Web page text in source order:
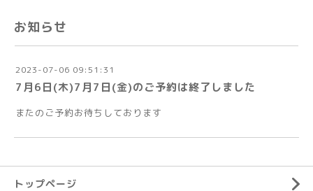
お知らせ
2023-07-06 09:51:31
7月6日(木)7月7日(金)のご予約は終了しました
またのご予約お待ちしております
トップページ